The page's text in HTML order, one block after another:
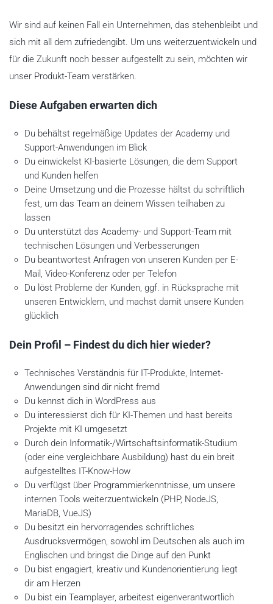
Wir sind auf keinen Fall ein Unternehmen, das stehenbleibt und
sich mit all dem zufriedengibt. Um uns weiterzuentwickeln und
für die Zukunft noch besser aufgestellt zu sein, möchten wir
unser Produkt-Team verstärken.
Diese Aufgaben erwarten dich
Du behältst regelmäßige Updates der Academy und
Support-Anwendungen im Blick
Du einwickelst KI-basierte Lösungen, die dem Support
und Kunden helfen
Deine Umsetzung und die Prozesse hältst du schriftlich
fest, um das Team an deinem Wissen teilhaben zu
lassen
Du unterstützt das Academy- und Support-Team mit
technischen Lösungen und Verbesserungen
Du beantwortest Anfragen von unseren Kunden per E-
Mail, Video-Konferenz oder per Telefon
Du löst Probleme der Kunden, ggf. in Rücksprache mit
unseren Entwicklern, und machst damit unsere Kunden
glücklich
Dein Profil – Findest du dich hier wieder?
Technisches Verständnis für IT-Produkte, Internet-
Anwendungen sind dir nicht fremd
Du kennst dich in WordPress aus
Du interessierst dich für KI-Themen und hast bereits
Projekte mit KI umgesetzt​
Durch dein Informatik-/Wirtschaftsinformatik-Studium
(oder eine vergleichbare Ausbildung) hast du ein breit
aufgestelltes IT-Know-How
Du verfügst über Programmierkenntnisse, um unsere
internen Tools weiterzuentwickeln (PHP, NodeJS,
MariaDB, VueJS)
Du besitzt ein hervorragendes schriftliches
Ausdrucksvermögen, sowohl im Deutschen als auch im
Englischen und bringst die Dinge auf den Punkt
Du bist engagiert, kreativ und Kundenorientierung liegt
dir am Herzen
Du bist ein Teamplayer, arbeitest eigenverantwortlich